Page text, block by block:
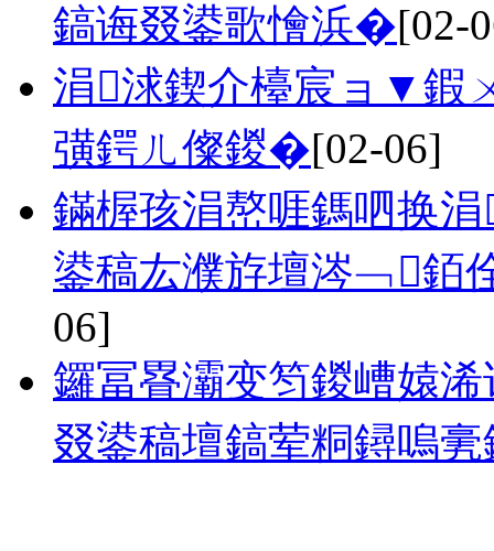
鎬诲叕鍙歌懀浜�[02-
涓浗鍥介檯宸ョ▼鍜
彉鍔ㄦ儏鍐�[02-06]
鏋楃孩涓嶅啀鎷呬换
鍙稿厷濮斿壇涔﹁銆
06]
鑼冨疂灞变笉鍐嶆媴
叕鍙稿壇鎬荤粡鐞嗚